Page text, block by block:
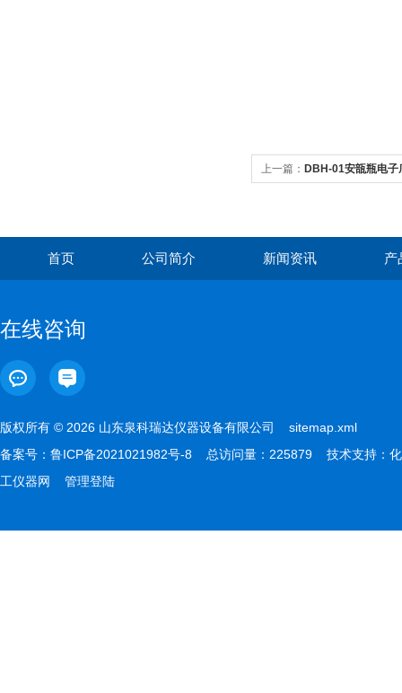
上一篇： DBH-01安瓿瓶电子
首页 公司简介 新闻资讯 产
在线咨询
版权所有 © 2026 山东泉科瑞达仪器设备有限公司 sitemap.xml
备案号： 鲁ICP备2021021982号-8 总访问量：225879 技术支持： 化
工仪器网
管理登陆